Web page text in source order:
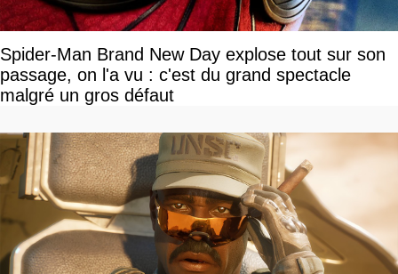
Spider-Man Brand New Day explose tout sur son
passage, on l'a vu : c'est du grand spectacle
malgré un gros défaut